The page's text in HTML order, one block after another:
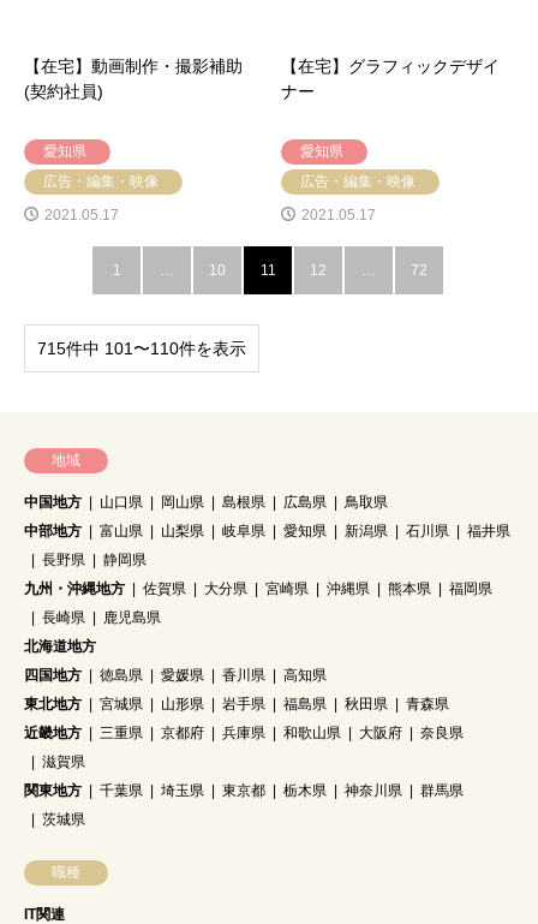
【在宅】動画制作・撮影補助
(契約社員)
愛知県
広告・編集・映像
2021.05.17
【在宅】グラフィックデザイ
ナー
愛知県
広告・編集・映像
2021.05.17
1 … 10 11 12 … 72
715件中 101〜110件を表示
地域
中国地方 山口県 岡山県 島根県 広島県
鳥取県
中部地方
富山県 山梨県 岐阜県 愛知県 新潟県 石川県
福井県
長野県
静岡県
九州・沖縄地方
佐賀県 大分県 宮崎県 沖縄県 熊本県
福岡県
長崎県
鹿児島県
北海道地方
四国地方
徳島県 愛媛県 香川県
高知県
東北地方
宮城県 山形県 岩手県 福島県 秋田県
青森県
近畿地方
三重県 京都府 兵庫県 和歌山県 大阪府
奈良県
滋賀県
関東地方
千葉県 埼玉県 東京都 栃木県 神奈川県
群馬県
茨城県
職種
IT関連